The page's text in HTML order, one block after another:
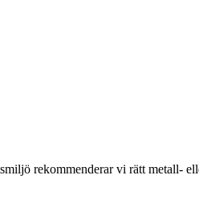
rekommenderar vi rätt metall-